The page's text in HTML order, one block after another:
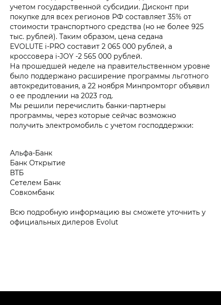
учетом государственной субсидии. Дисконт при
покупке для всех регионов РФ составляет 35% от
стоимости транспортного средства (но не более 925
тыс. рублей). Таким образом, цена седана
EVOLUTE i‑PRO составит 2 065 000 рублей, а
кроссовера i‑JOY -2 565 000 рублей.
На прошедшей неделе на правительственном уровне
было поддержано расширение программы льготного
автокредитования, а 22 ноября Минпромторг объявил
о ее продлении на 2023 год.
Мы решили перечислить банки-партнеры
программы, через которые сейчас возможно
получить электромобиль с учетом господдержки:
Альфа-Банк
Банк Открытие
ВТБ
Сетелем Банк
Совкомбанк
Всю подробную информацию вы сможете уточнить у
официальных дилеров Evolut